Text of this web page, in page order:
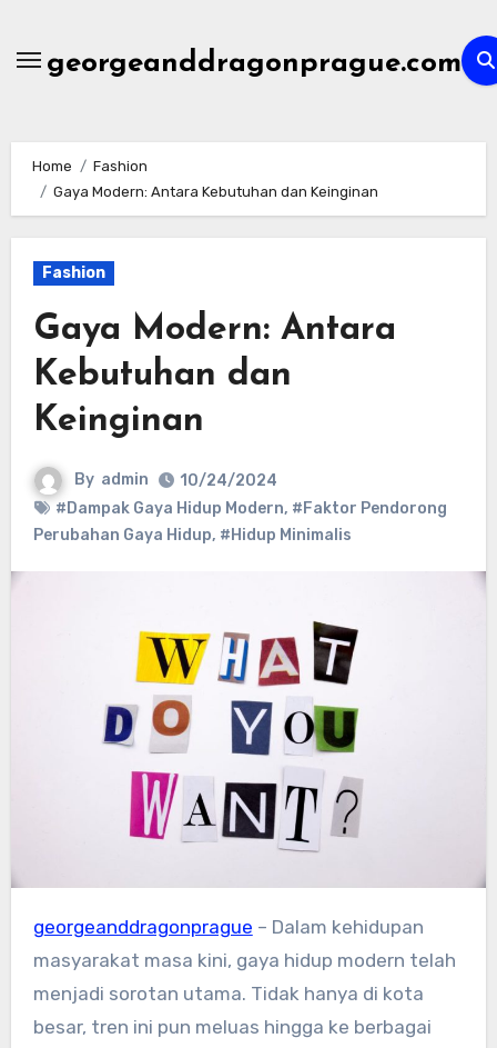
contentgeorgeanddragonprague.com
Home
Fashion
Gaya Modern: Antara Kebutuhan dan Keinginan
Fashion
Gaya Modern: Antara
Kebutuhan dan
Keinginan
By admin
10/24/2024
#Dampak Gaya Hidup Modern, #Faktor Pendorong
Perubahan Gaya Hidup, #Hidup Minimalis
georgeanddragonprague – Dalam kehidupan
masyarakat masa kini, gaya hidup modern telah
menjadi sorotan utama. Tidak hanya di kota
besar, tren ini pun meluas hingga ke berbagai